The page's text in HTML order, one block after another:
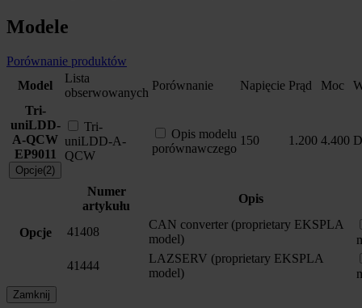
Modele
Porównanie produktów
Model
Lista
obserwowanych
Porównanie Napięcie Prąd Moc
Tri-
uniLDD-
A-QCW
EP9011
Opcje(2)
Tri-
uniLDD-A-
QCW
Opis modelu
porównawczego
150 1.200 4.400
Opcje
Numer
artykułu
Opis
41408
CAN converter (proprietary EKSPLA
model)
41444
LAZSERV (proprietary EKSPLA
model)
Zamknij